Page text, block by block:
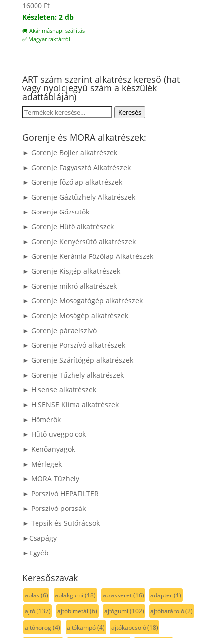
16000 Ft
Készleten: 2 db
🚚 Akár másnapi szállítás
✅ Magyar raktárról
ART szám szerint alkatrész kereső (hat
vagy nyolcjegyű szám a készülék
adattábláján)
Keresés
következőre:
Keresés
Gorenje és MORA alkatrészek:
► Gorenje Bojler alkatrészek
► Gorenje Fagyasztó Alkatrészek
► Gorenje főzőlap alkatrészek
► Gorenje Gáztűzhely Alkatrészek
► Gorenje Gőzsütők
► Gorenje Hűtő alkatrészek
► Gorenje Kenyérsütő alkatrészek
► Gorenje Kerámia Főzőlap Alkatrészek
► Gorenje Kisgép alkatrészek
► Gorenje mikró alkatrészek
► Gorenje Mosogatógép alkatrészek
► Gorenje Mosógép alkatrészek
► Gorenje páraelszívó
► Gorenje Porszívó alkatrészek
► Gorenje Szárítógép alkatrészek
► Gorenje Tűzhely alkatrészek
► Hisense alkatrészek
► HISENSE Klíma alkatrészek
► Hőmérők
► Hűtő üvegpolcok
► Kenőanyagok
► Mérlegek
► MORA Tűzhely
► Porszívó HEPAFILTER
► Porszívó porzsák
► Tepsik és Sütőrácsok
►Csapágy
►Egyéb
Keresőszavak
ablak(6) ablakgumi (18) ablakkeret(16) adapter(1)
ajtó(137) ajtóbimetál (6) ajtógumi (102) ajtóhatároló(2)
ajtóhorog(4) ajtókampó(4) ajtókapcsoló(18)